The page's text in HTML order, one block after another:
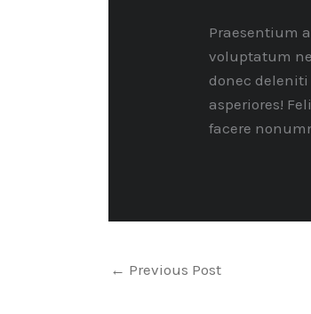
Praesentium
voluptatum
donec
asperiores!
facere
← Previous Post